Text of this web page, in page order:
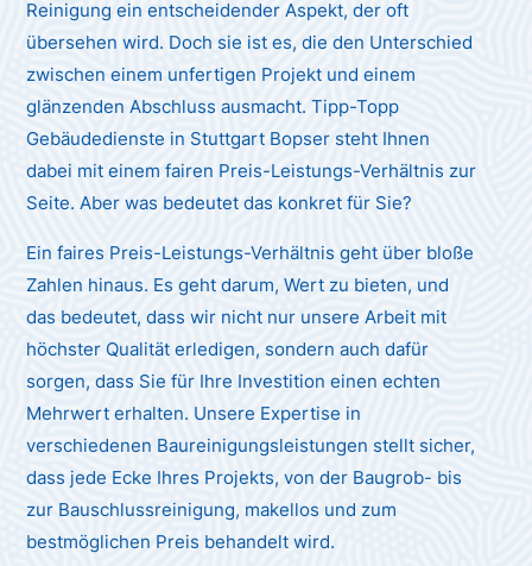
Reinigung ein entscheidender Aspekt, der oft
übersehen wird. Doch sie ist es, die den Unterschied
zwischen einem unfertigen Projekt und einem
glänzenden Abschluss ausmacht. Tipp-Topp
Gebäudedienste in Stuttgart Bopser steht Ihnen
dabei mit einem fairen Preis-Leistungs-Verhältnis zur
Seite. Aber was bedeutet das konkret für Sie?
Ein faires Preis-Leistungs-Verhältnis geht über bloße
Zahlen hinaus. Es geht darum, Wert zu bieten, und
das bedeutet, dass wir nicht nur unsere Arbeit mit
höchster Qualität erledigen, sondern auch dafür
sorgen, dass Sie für Ihre Investition einen echten
Mehrwert erhalten. Unsere Expertise in
verschiedenen Baureinigungsleistungen stellt sicher,
dass jede Ecke Ihres Projekts, von der Baugrob- bis
zur Bauschlussreinigung, makellos und zum
bestmöglichen Preis behandelt wird.